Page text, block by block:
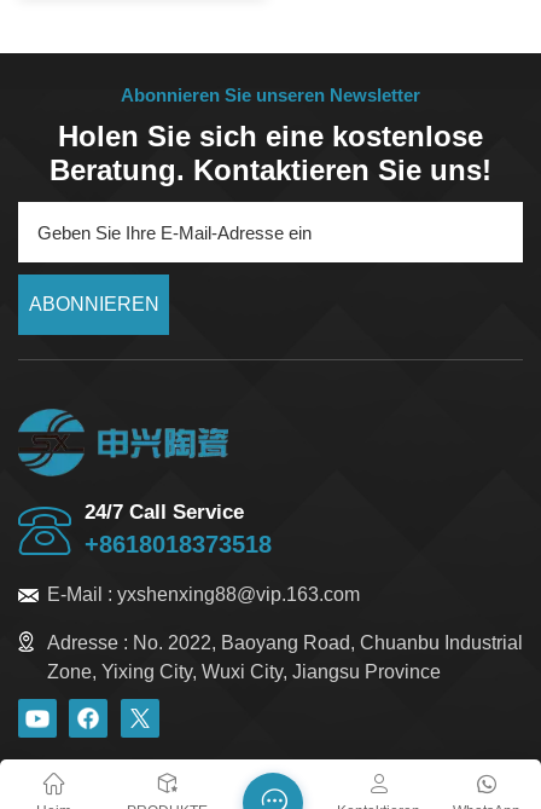
Abonnieren Sie unseren Newsletter
Holen Sie sich eine kostenlose
Beratung. Kontaktieren Sie uns!
ABONNIEREN
24/7 Call Service
+8618018373518
E-Mail : yxshenxing88@vip.163.com
Adresse : No. 2022, Baoyang Road, Chuanbu Industrial
Zone, Yixing City, Wuxi City, Jiangsu Province
Xml Datenschutzrichtlinie Sitemap